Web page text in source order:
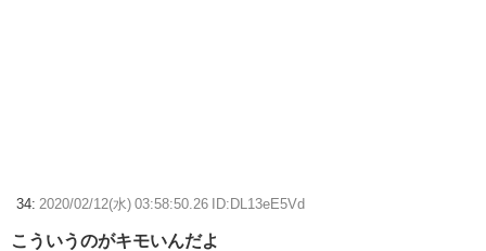
34: 2020/02/12(水) 03:58:50.26 ID:DL13eE5Vd
こういうのがキモいんだよ